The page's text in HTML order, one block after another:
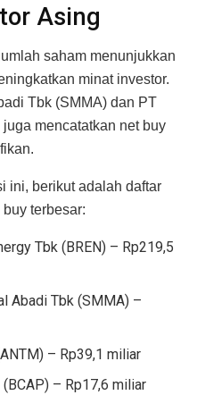
Asing
saham menunjukkan
minat investor.
Tbk (SMMA) dan PT
mencatatkan net buy
ini, berikut adalah daftar
terbesar:
Tbk (BREN) – Rp219,5
Abadi Tbk (SMMA) –
– Rp39,1 miliar
– Rp17,6 miliar